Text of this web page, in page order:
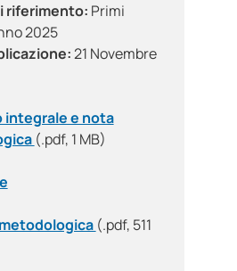
riferimento: Primi
2025
21 Novembre
integrale e nota
(.pdf, 1 MB)
(.pdf, 511